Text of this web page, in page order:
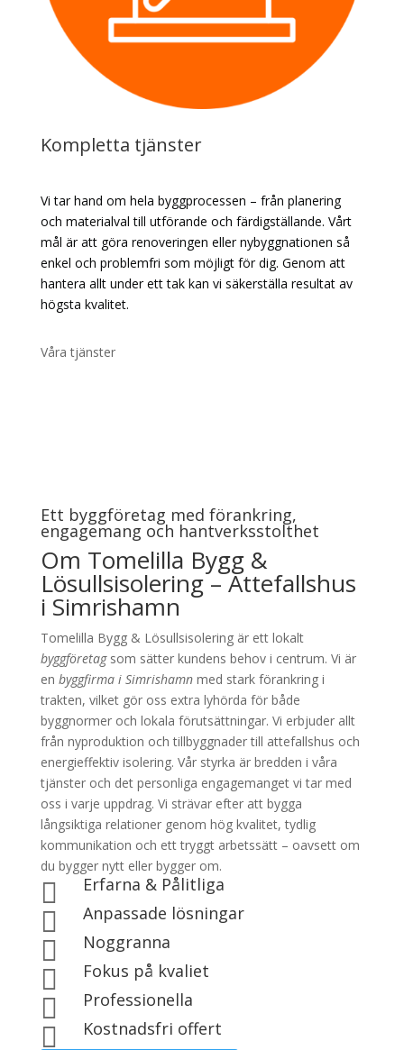
Kompletta tjänster
Vi tar hand om hela byggprocessen – från planering
och materialval till utförande och färdigställande. Vårt
mål är att göra renoveringen eller nybyggnationen så
enkel och problemfri som möjligt för dig. Genom att
hantera allt under ett tak kan vi säkerställa resultat av
högsta kvalitet.
Våra tjänster
Ett byggföretag med förankring,
engagemang och hantverksstolthet
Om Tomelilla Bygg &
Lösullsisolering – Attefallshus
i Simrishamn
Tomelilla Bygg & Lösullsisolering är ett lokalt
byggföretagsom sätter kundens behov i centrum. Vi är
en byggfirma i Simrishamnmed stark förankring i
trakten, vilket gör oss extra lyhörda för både
byggnormer och lokala förutsättningar. Vi erbjuder allt
från nyproduktion och tillbyggnader till attefallshus och
energieffektiv isolering. Vår styrka är bredden i våra
tjänster och det personliga engagemanget vi tar med
oss i varje uppdrag. Vi strävar efter att bygga
långsiktiga relationer genom hög kvalitet, tydlig
kommunikation och ett tryggt arbetssätt – oavsett om
du bygger nytt eller bygger om.
 Erfarna & Pålitliga
 Anpassade lösningar
 Noggranna
 Fokus på kvaliet
 Professionella
 Kostnadsfri offert